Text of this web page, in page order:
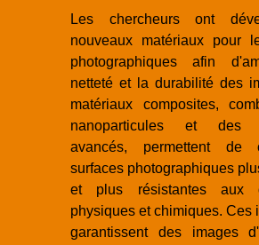
Les chercheurs ont
nouveaux matériaux pour
photographiques afin
netteté et la durabilité des
matériaux composites,
nanoparticules et des
avancés, permettent de
surfaces photographiques
et plus résistantes aux
physiques et chimiques. Ces
garantissent des images